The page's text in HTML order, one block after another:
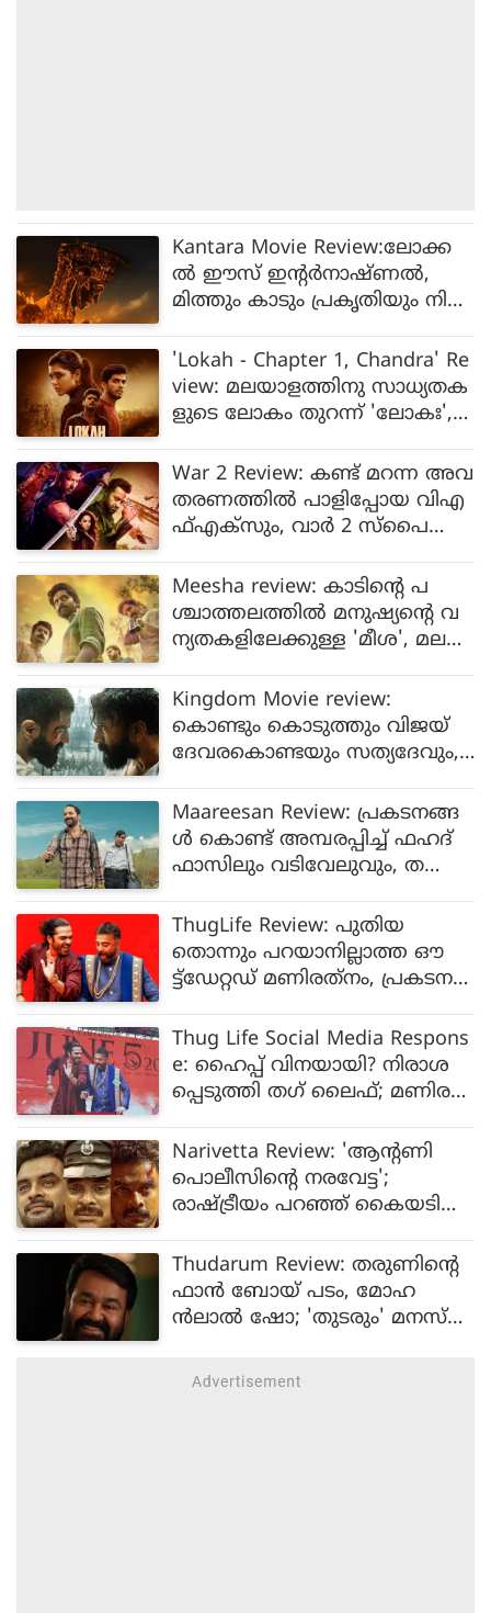
Kantara Movie Review:ലോക്ക
ല്‍ ഈസ് ഇന്റര്‍നാഷ്ണല്‍,
മിത്തും കാടും പ്രകൃതിയും നിറ
സ്‌ക്രീനുകളില്‍ അത്ഭുതം വിത
ച്ച് കാന്താര: റിവ്യൂ
'Lokah - Chapter 1, Chandra' Re
view: മലയാളത്തിനു സാധ്യതക
ളുടെ ലോകം തുറന്ന് 'ലോകഃ',
ല്യാണി
War 2 Review: കണ്ട് മറന്ന അവ
തരണത്തിൽ പാളിപ്പോയ വിഎ
ഫ്എക്സും, വാർ 2 സ്പൈ
സിനിമ
Meesha review: കാടിന്റെ പ
ശ്ചാത്തലത്തില്‍ മനുഷ്യന്റെ വ
ന്യതകളിലേക്കുള്ള 'മീശ', മല
തിര്‍, റിവ്യൂ
Kingdom Movie review:
കൊണ്ടും കൊടുത്തും വിജയ്
ദേവരകൊണ്ടയും സത്യദേവും,
വെങ്കിടേഷ്, കിങ്ങ്ഡം വിജയ്
ദേവരകൊണ്ടയുടെ തിരിച്ചുവര
വെന്ന് പ്രേക്ഷകർ
Maareesan Review: പ്രകടനങ്ങ
ൾ കൊണ്ട് അമ്പരപ്പിച്ച് ഫഹദ്
ഫാസിലും വടിവേലുവും, ത
ക്ലാസിക്കായോ മാരീസൻ- റിവ്യൂ
വായിക്കാം
ThugLife Review: പുതിയ
തൊന്നും പറയാനില്ലാത്ത ഔ
ട്ട്‌ഡേറ്റഡ് മണിരത്‌നം, പ്രകടന
നില്‍ക്കുമ്പോഴും നിരാശ
പ്പെടുത്തി തഗ് ലൈഫ്
Thug Life Social Media Respons
e: ഹൈപ്പ് വിനയായി? നിരാശ
പ്പെടുത്തി തഗ് ലൈഫ്; മണിര
സിനിമയോ? പ്രതികരണമിങ്ങ
നെ
Narivetta Review: 'ആന്റണി
പൊലീസിന്റെ നരവേട്ട';
രാഷ്ട്രീയം പറഞ്ഞ് കൈയടി
Thudarum Review: തരുണിന്റെ
ഫാന്‍ ബോയ് പടം, മോഹ
ന്‍ലാല്‍ ഷോ; 'തുടരും' മനസ്